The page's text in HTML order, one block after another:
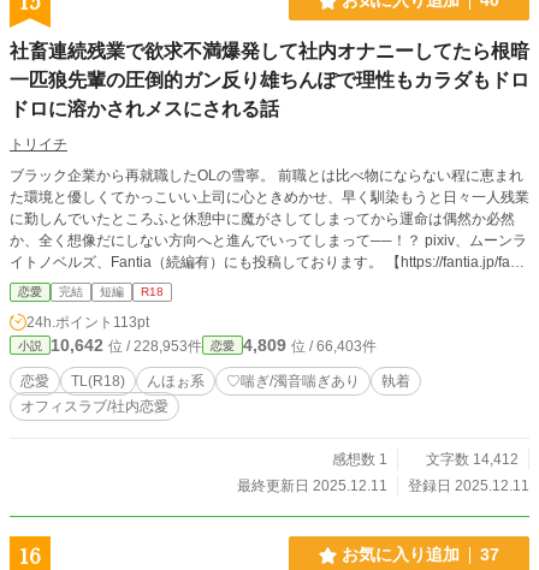
社畜連続残業で欲求不満爆発して社内オナニーしてたら根暗
一匹狼先輩の圧倒的ガン反り雄ちんぽで理性もカラダもドロ
ドロに溶かされメスにされる話
トリイチ
ブラック企業から再就職したOLの雪寧。 前職とは比べ物にならない程に恵まれ
た環境と優しくてかっこいい上司に心ときめかせ、早く馴染もうと日々一人残業
に勤しんでいたところふと休憩中に魔がさしてしまってから運命は偶然か必然
か、全く想像だにしない方向へと進んでいってしまって──！？ pixiv、ムーンラ
イトノベルズ、Fantia（続編有）にも投稿しております。 【https://fantia.jp/fancl
ubs/501495】
恋愛 完結 短編 R18
24h.ポイント 113pt
小説 10,642 位 / 228,953件 恋愛 4,809 位 / 66,403件
恋愛 TL(R18) んほぉ系 ♡喘ぎ/濁音喘ぎあり
執着
オフィスラブ/社内恋愛
感想数 1
文字数 14,412
最終更新日 2025.12.11
登録日 2025.12.11
16 お気に入り追加 37